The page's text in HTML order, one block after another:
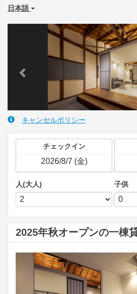
日本語
Previous
キャンセルポリシー
チェックイン
人(大人) 子供
2025年秋オープンの一棟